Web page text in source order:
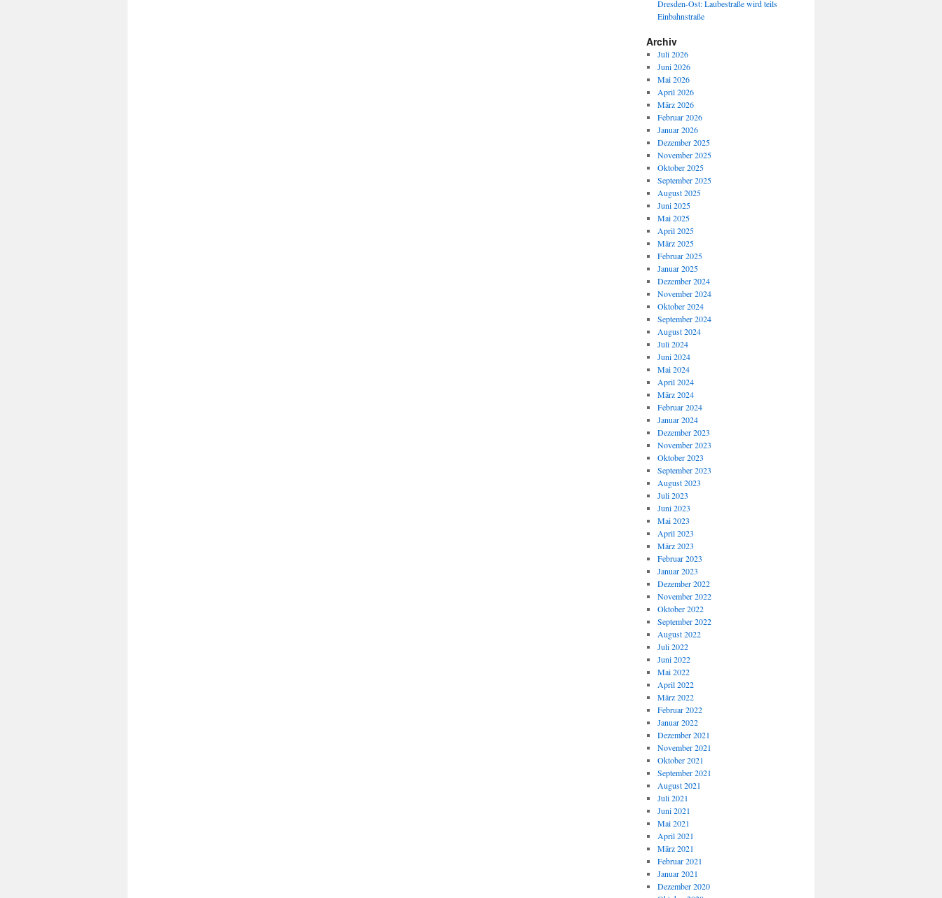
Dresden-Ost: Laubestraße wird teils
Einbahnstraße
Archiv
Juli 2026
Juni 2026
Mai 2026
April 2026
März 2026
Februar 2026
Januar 2026
Dezember 2025
November 2025
Oktober 2025
September 2025
August 2025
Juni 2025
Mai 2025
April 2025
März 2025
Februar 2025
Januar 2025
Dezember 2024
November 2024
Oktober 2024
September 2024
August 2024
Juli 2024
Juni 2024
Mai 2024
April 2024
März 2024
Februar 2024
Januar 2024
Dezember 2023
November 2023
Oktober 2023
September 2023
August 2023
Juli 2023
Juni 2023
Mai 2023
April 2023
März 2023
Februar 2023
Januar 2023
Dezember 2022
November 2022
Oktober 2022
September 2022
August 2022
Juli 2022
Juni 2022
Mai 2022
April 2022
März 2022
Februar 2022
Januar 2022
Dezember 2021
November 2021
Oktober 2021
September 2021
August 2021
Juli 2021
Juni 2021
Mai 2021
April 2021
März 2021
Februar 2021
Januar 2021
Dezember 2020